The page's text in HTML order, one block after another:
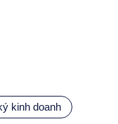
kinh doanh